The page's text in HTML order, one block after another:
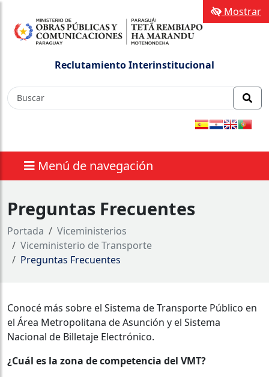
Reclutamiento Interinstitucional
Menú de navegación
Mostrar
Preguntas Frecuentes
Portada
Viceministerios
Viceministerio de Transporte
Preguntas Frecuentes
Conocé más sobre el Sistema de Transporte Público en
el Área Metropolitana de Asunción y el Sistema
Nacional de Billetaje Electrónico.
¿Cuál es la zona de competencia del VMT?